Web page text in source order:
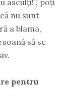
nu sunt
a blama,
să se
pentru